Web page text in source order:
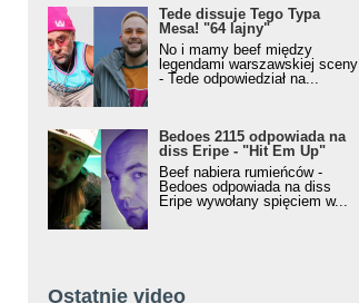
Tede dissuje Tego Typa
Mesa! "64 lajny"
No i mamy beef między
legendami warszawskiej sceny
- Tede odpowiedział na...
Bedoes 2115 odpowiada na
diss Eripe - "Hit Em Up"
Beef nabiera rumieńców -
Bedoes odpowiada na diss
Eripe wywołany spięciem w...
Ostatnie video